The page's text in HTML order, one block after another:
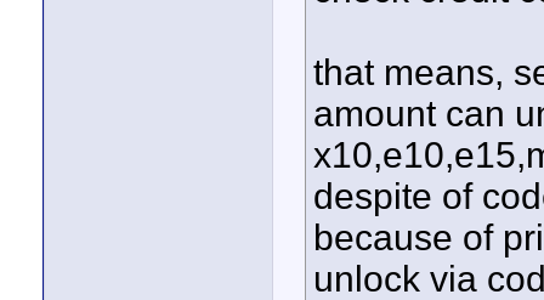
that means,
amount can
despite of
because of
unlock via